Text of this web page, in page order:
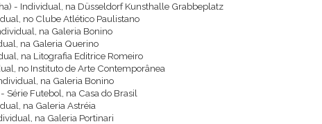
- Individual, na Düsseldorf Kunsthalle Grabbeplatz
no Clube Atlético Paulistano
na Galeria Bonino
na Galeria Querino
na Litografia Editrice Romeiro
no Instituto de Arte Contemporânea
na Galeria Bonino
Futebol, na Casa do Brasil
na Galeria Astréia
na Galeria Portinari